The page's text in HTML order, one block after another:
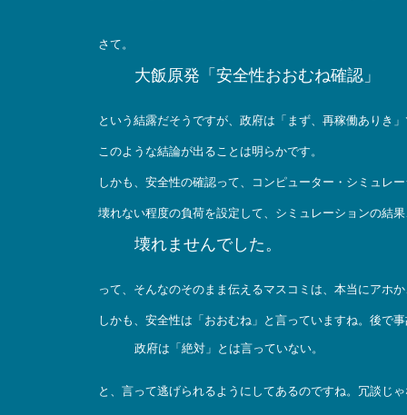
さて。
大飯原発「安全性おおむね確認」
という結露だそうですが、政府は「まず、再稼働ありき
このような結論が出ることは明らかです。
しかも、安全性の確認って、コンピューター・シミュレ
壊れない程度の負荷を設定して、シミュレーションの結果
壊れませんでした。
って、そんなのそのまま伝えるマスコミは、本当にアホ
しかも、安全性は「おおむね」と言っていますね。後で
政府は「絶対」とは言っていない。
と、言って逃げられるようにしてあるのですね。冗談じ